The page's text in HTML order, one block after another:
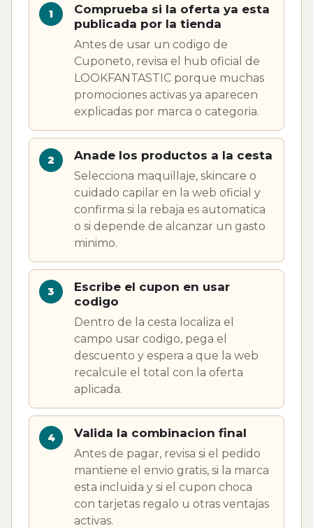
Comprueba si la oferta ya esta
publicada por la tienda
Antes de usar un codigo de
Cuponeto, revisa el hub oficial de
LOOKFANTASTIC porque muchas
promociones activas ya aparecen
explicadas por marca o categoria.
Anade los productos a la cesta
Selecciona maquillaje, skincare o
cuidado capilar en la web oficial y
confirma si la rebaja es automatica
o si depende de alcanzar un gasto
minimo.
Escribe el cupon en usar
codigo
Dentro de la cesta localiza el
campo usar codigo, pega el
descuento y espera a que la web
recalcule el total con la oferta
aplicada.
Valida la combinacion final
Antes de pagar, revisa si el pedido
mantiene el envio gratis, si la marca
esta incluida y si el cupon choca
con tarjetas regalo u otras ventajas
activas.